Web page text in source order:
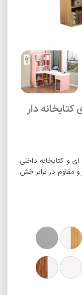
دار
و کتابخانه داخلی.
مقاوم در برابر خش.